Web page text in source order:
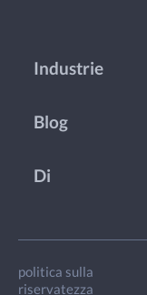
Industrie
Blog
Di
politica sulla
riservatezza